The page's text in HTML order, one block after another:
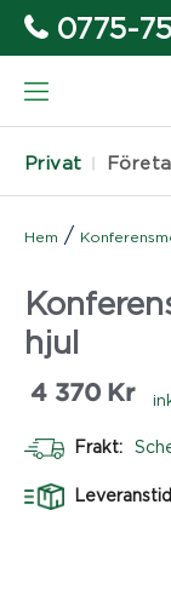
0775-
Privat
Hem /
hjul
4 370 Kr
Frakt: